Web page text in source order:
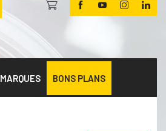
MARQUES BONS PLANS